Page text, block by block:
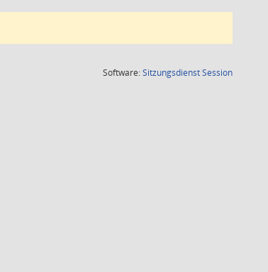
Software:SitzungsdienstSession(Wird in